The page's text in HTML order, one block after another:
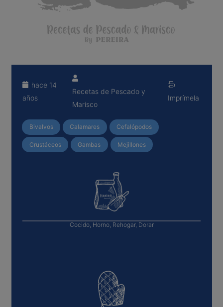
hace 14
años
Recetas de Pescado y
Marisco
Imprímela
Bivalvos Calamares Cefalópodos
Crustáceos Gambas Mejillones
Cocido, Horno, Rehogar, Dorar